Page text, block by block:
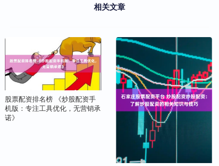
相关文章
股票配资排名榜 《炒股配资手
机版：专注工具优化，无营销承
诺》